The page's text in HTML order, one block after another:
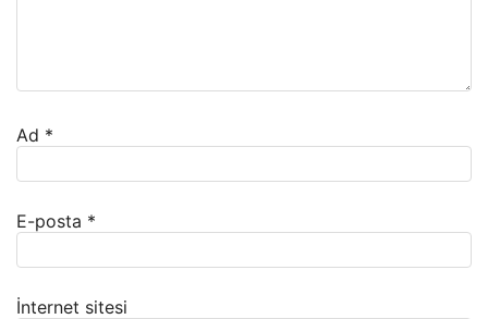
Ad *
E-posta *
İnternet sitesi